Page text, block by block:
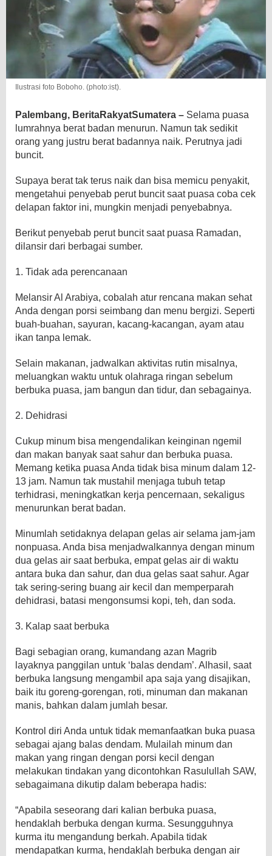
Ilustrasi foto Boboho. (photo:ist).
Palembang, BeritaRakyatSumatera – Selama puasa
lumrahnya berat badan menurun. Namun tak sedikit
orang yang justru berat badannya naik. Perutnya jadi
buncit.
Supaya berat tak terus naik dan bisa memicu penyakit,
mengetahui penyebab perut buncit saat puasa coba cek
delapan faktor ini, mungkin menjadi penyebabnya.
Berikut penyebab perut buncit saat puasa Ramadan,
dilansir dari berbagai sumber.
1. Tidak ada perencanaan
Melansir Al Arabiya, cobalah atur rencana makan sehat
Anda dengan porsi seimbang dan menu bergizi. Seperti
buah-buahan, sayuran, kacang-kacangan, ayam atau
ikan tanpa lemak.
Selain makanan, jadwalkan aktivitas rutin misalnya,
meluangkan waktu untuk olahraga ringan sebelum
berbuka puasa, jam bangun dan tidur, dan sebagainya.
2. Dehidrasi
Cukup minum bisa mengendalikan keinginan ngemil
dan makan banyak saat sahur dan berbuka puasa.
Memang ketika puasa Anda tidak bisa minum dalam 12-
13 jam. Namun tak mustahil menjaga tubuh tetap
terhidrasi, meningkatkan kerja pencernaan, sekaligus
menurunkan berat badan.
Minumlah setidaknya delapan gelas air selama jam-jam
nonpuasa. Anda bisa menjadwalkannya dengan minum
dua gelas air saat berbuka, empat gelas air di waktu
antara buka dan sahur, dan dua gelas saat sahur. Agar
tak sering-sering buang air kecil dan memperparah
dehidrasi, batasi mengonsumsi kopi, teh, dan soda.
3. Kalap saat berbuka
Bagi sebagian orang, kumandang azan Magrib
layaknya panggilan untuk ‘balas dendam’. Alhasil, saat
berbuka langsung mengambil apa saja yang disajikan,
baik itu goreng-gorengan, roti, minuman dan makanan
manis, bahkan dalam jumlah besar.
Kontrol diri Anda untuk tidak memanfaatkan buka puasa
sebagai ajang balas dendam. Mulailah minum dan
makan yang ringan dengan porsi kecil dengan
melakukan tindakan yang dicontohkan Rasulullah SAW,
sebagaimana dikutip dalam beberapa hadis:
“Apabila seseorang dari kalian berbuka puasa,
hendaklah berbuka dengan kurma. Sesungguhnya
kurma itu mengandung berkah. Apabila tidak
mendapatkan kurma, hendaklah berbuka dengan air